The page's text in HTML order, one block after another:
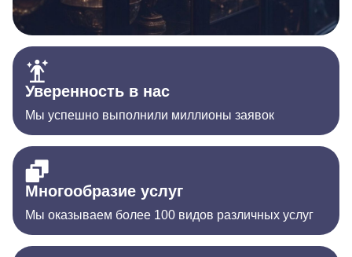
Уверенность в нас
Мы успешно выполнили миллионы заявок
Многообразие услуг
Мы оказываем более 100 видов различных услуг